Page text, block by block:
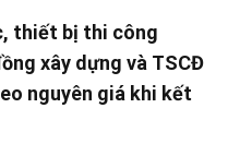
thiết bị thi công
xây dựng và TSCĐ
nguyên giá khi kết